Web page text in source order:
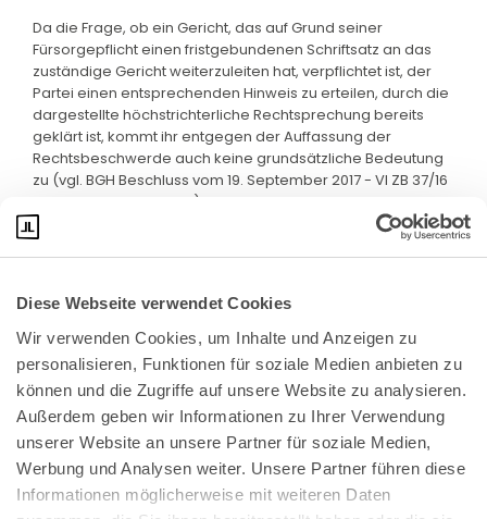
Diese Webseite verwendet Cookies
Wir verwenden Cookies, um Inhalte und Anzeigen zu
personalisieren, Funktionen für soziale Medien anbieten zu
können und die Zugriffe auf unsere Website zu analysieren.
Außerdem geben wir Informationen zu Ihrer Verwendung
unserer Website an unsere Partner für soziale Medien,
Werbung und Analysen weiter. Unsere Partner führen diese
Informationen möglicherweise mit weiteren Daten
Da die Frage, ob ein Gericht, das auf Grund seiner
Fürsorgepflicht einen fristgebundenen Schriftsatz an das
zuständige Gericht weiterzuleiten hat, verpflichtet ist, der
Partei einen entsprechenden Hinweis zu erteilen, durch die
dargestellte höchstrichterliche Rechtsprechung bereits
geklärt ist, kommt ihr entgegen der Auffassung der
Rechtsbeschwerde auch keine grundsätzliche Bedeutung
zu (vgl. BGH Beschluss vom 19. September 2017 - VI ZB 37/16
- FamRZ 2018, 282 Rn. 9).
Bundeskanzlerplatz 2
53113 Bonn